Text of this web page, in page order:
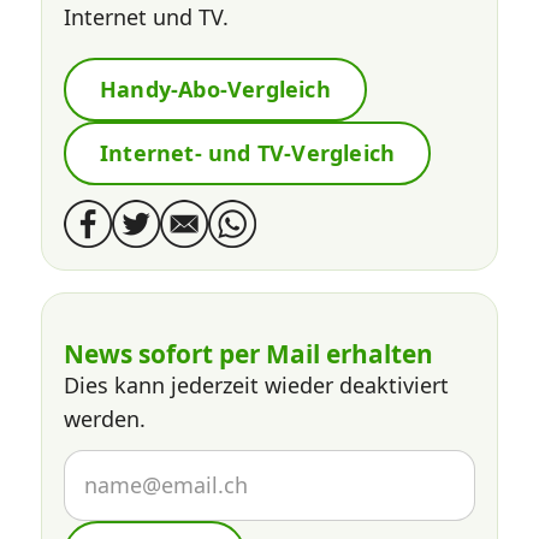
Internet und TV.
Handy-Abo-Vergleich
Internet- und TV-Vergleich
News sofort per Mail erhalten
Dies kann jederzeit wieder deaktiviert
werden.